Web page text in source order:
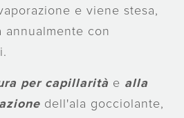
e viene stesa,
annualmente con
per capillarità e alla
dell'ala gocciolante,